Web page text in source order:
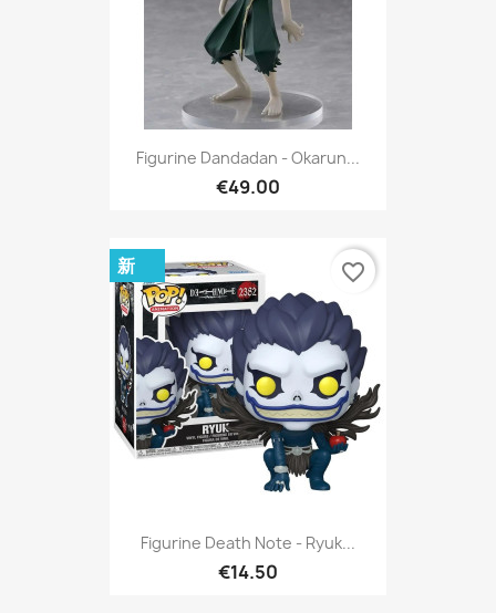
Figurine Dandadan - Okarun...
€49.00
Figurine Death Note - Ryuk...
€14.50
新 favorite_border